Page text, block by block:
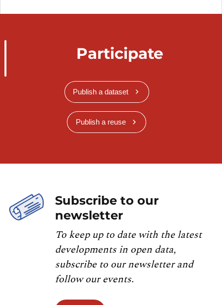
Participate
Publish a dataset
Publish a reuse
Subscribe to our
newsletter
To keep up to date with the latest
developments in open data,
subscribe to our newsletter and
follow our events.